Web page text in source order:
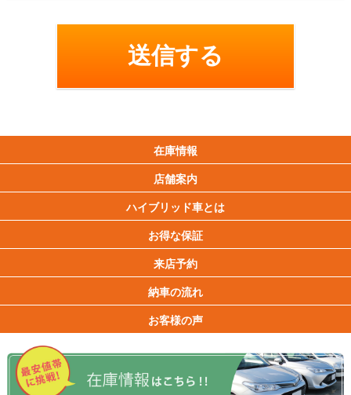
在庫情報
店舗案内
ハイブリッド車とは
お得な保証
来店予約
納車の流れ
お客様の声